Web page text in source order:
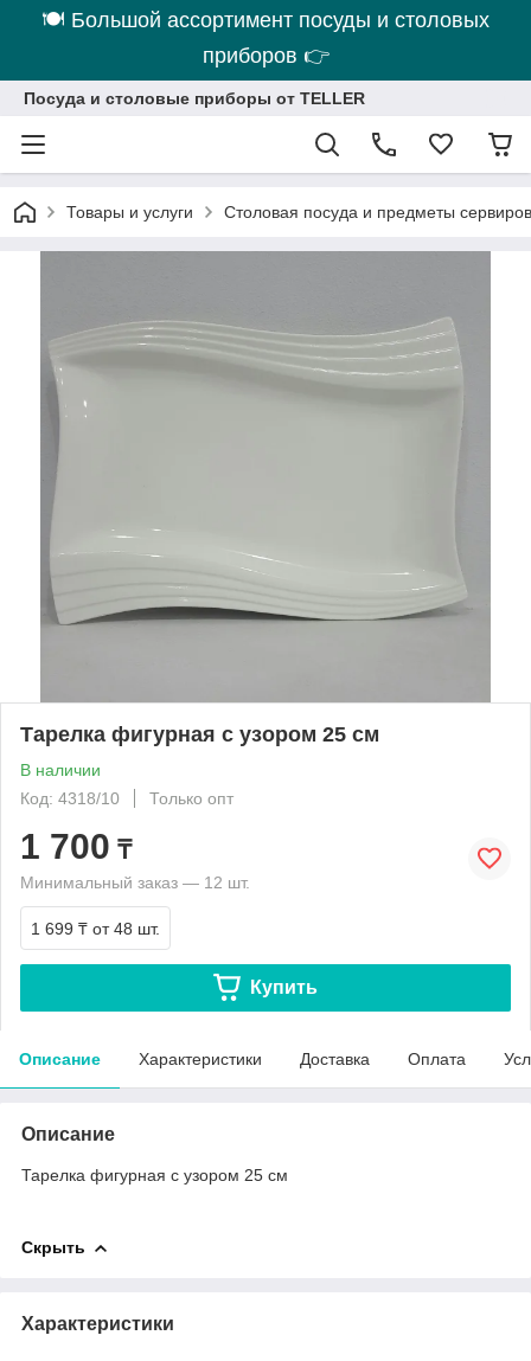
🍽 Большой ассортимент посуды и столовых
приборов 👉
Посуда и столовые приборы от TELLER
Товары и услуги Столовая посуда и предметы
Тарелка фигурная с узором 25 см
В наличии
Код: 4318/10
Только опт
1 700 ₸
Минимальный заказ — 12 шт.
1 699 ₸ от 48 шт.
Купить
Описание Характеристики Доставка Оплата
Описание
Тарелка фигурная с узором 25 см
Скрыть
Характеристики